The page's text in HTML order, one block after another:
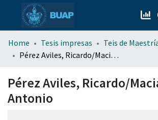
menu.section.about_menu
Home Tesis impresas
Teis de
Pérez Aviles, Ricardo/Macias López, Antonio
Pérez Aviles, Ricardo/
Antonio